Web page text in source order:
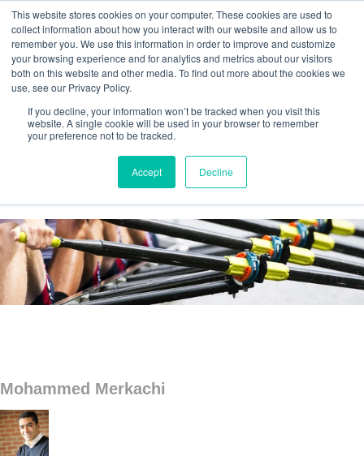
This website stores cookies on your computer. These cookies are used to
collect information about how you interact with our website and allow us to
remember you. We use this information in order to improve and customize
your browsing experience and for analytics and metrics about our visitors
both on this website and other media. To find out more about the cookies we
use, see our Privacy Policy.
If you decline, your information won’t be tracked when you visit this
website. A single cookie will be used in your browser to remember
your preference not to be tracked.
Accept Decline
Agilos business blog
Mohammed Merkachi